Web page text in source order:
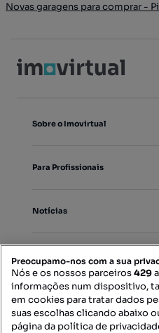
Novas garagens para comprar -
Sobre o Imovirtual
Para Profissionais
Notícias
Mapa do Site
Preocupamo-nos com a sua
Nós e os nossos parceiros429
informações num dispositivo,
em cookies para tratar dados
suas escolhas clicando abaixo
página da política de